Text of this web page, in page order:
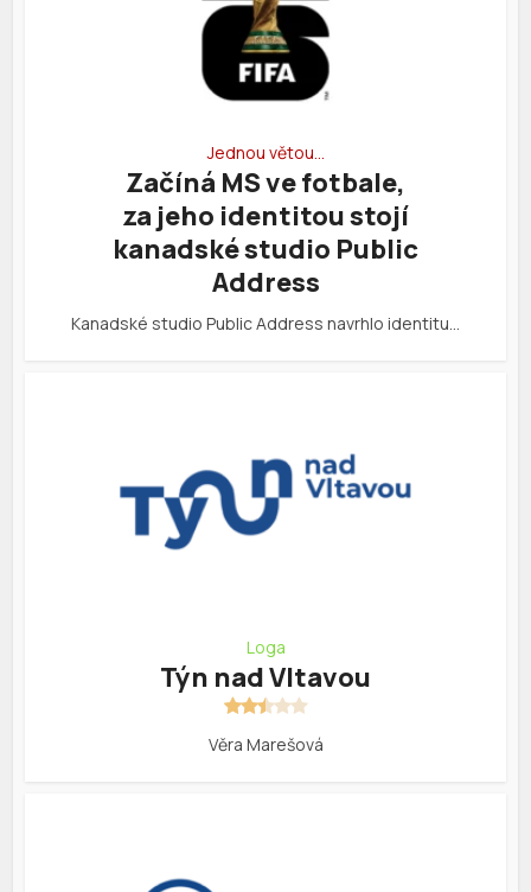
Jednou větou…
Začíná MS ve fotbale,
za jeho identitou stojí
kanadské studio Public
Address
Kanadské studio Public Address navrhlo identitu…
Loga
Týn nad Vltavou
Věra Marešová